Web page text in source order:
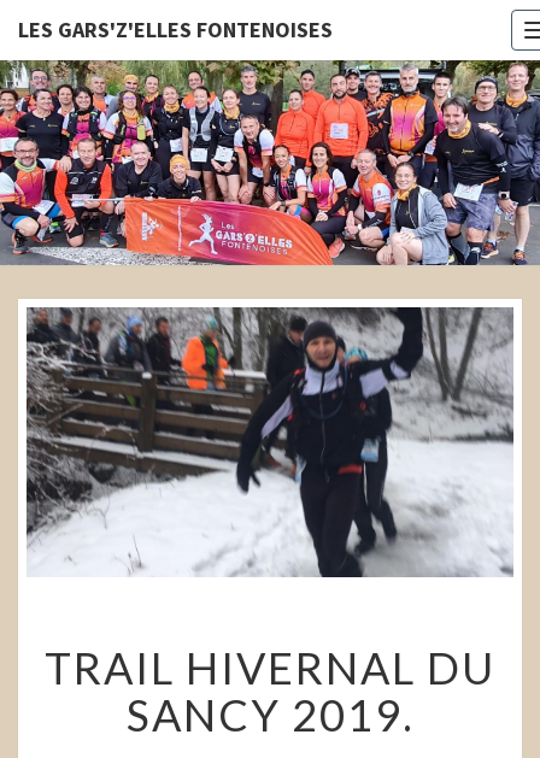
LES GARS'Z'ELLES FONTENOISES
LES
HIVERNAL
DU
SANCY
2019.
TRAIL HIVERNAL DU
SANCY 2019.